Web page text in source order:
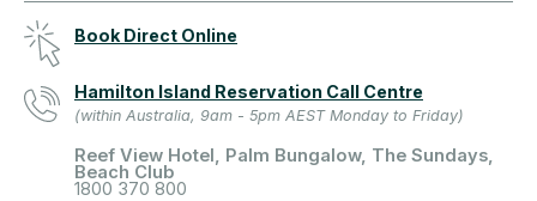
Book Direct Online
Hamilton Island Reservation Call Centre
(within Australia, 9am - 5pm AEST Monday to Friday)
Reef View Hotel, Palm Bungalow, The Sundays,
Beach Club
1800 370 800